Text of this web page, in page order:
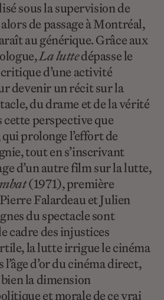
sous la supervision de
de passage à Montréal,
au générique. Grâce aux
La luttedépasse le
d’une activité
devenir un récit sur la
du drame et de la vérité
cette perspective que
prolonge l’effort de
tout en s’inscrivant
d’un autre film sur la lutte,
(1971), première
Falardeau et Julien
du spectacle sont
cadre des injustices
la lutte irrigue le cinéma
d’or du cinéma direct,
la dimension
et morale de ce vrai